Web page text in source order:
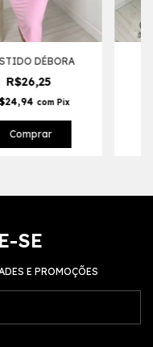
DÉBORA
R$26,25
com Pix
Comprar
SE
E PROMOÇÕES